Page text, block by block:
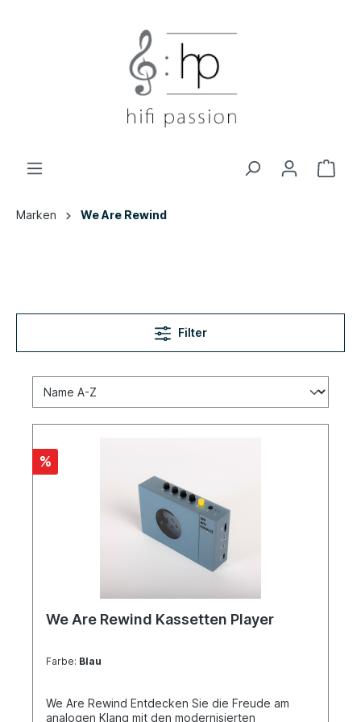
Marken We Are Rewind
Filter
%
We Are Rewind Kassetten Player
Farbe: Blau
We Are Rewind Entdecken Sie die Freude am
analogen Klang mit den modernisierten